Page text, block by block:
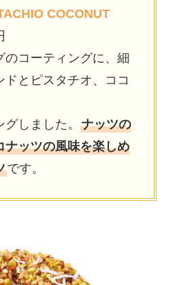
COCONUT
のコーティングに、細
ドとピスタチオ、ココ
しました。 ナッツの
ナッツの風味を楽しめ
です。